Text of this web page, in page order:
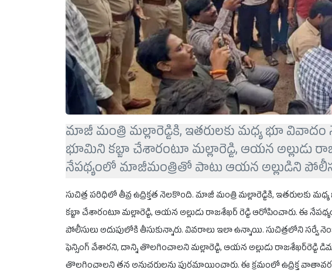
మాజీ మంత్రి మల్లారెడ్డికి, ఇతరులకు మధ్య భూ
భూమిని కబ్జా చేశారంటూ మల్లారెడ్డి, ఆయన అల్లుడు
నేపథ్యంలో మాజీమంత్రితో పాటు ఆయన అల్లుడిని
సుచిత్ర పరిధిలో తీవ్ర ఉద్రిక్తత నెలకొంది. మాజీ మంత్రి మల్లారెడ్డికి,
కబ్జా చేశారంటూ మల్లారెడ్డి, ఆయన అల్లుడు రాజశేఖర్ రెడ్డి ఆరోపించారు. ఈ
పోలీసులు అదుపులోకి తీసుకున్నారు. వివరాలు ఇలా ఉన్నాయి. సుచిత్రలోని సర్వే
ఫెన్సింగ్ వేశారని, దాన్ని తొలగించాలని మల్లారెడ్డి, ఆయన అల్లుడు రాజశేఖర్‌రెడ్డి
తొలగించాలని తన అనుచరులను పురమాయించారు. ఈ క్రమంలో ఉద్రిక్త